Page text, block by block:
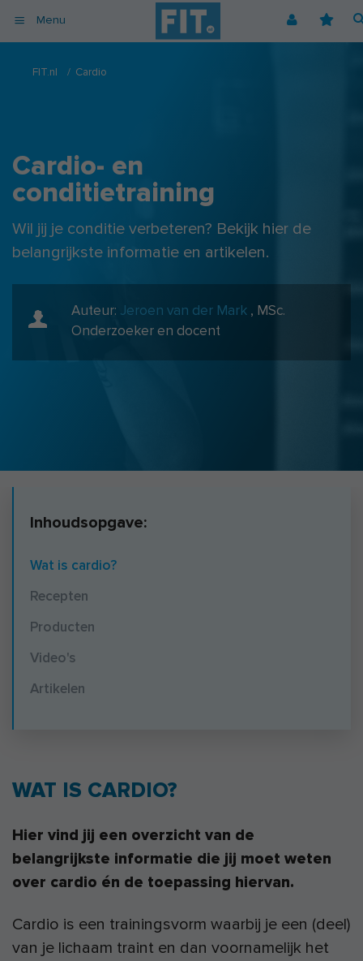
Menu
Mindset
Professionals
Voeding
Nieuwsbrief
FIT.nl / Cardio
Cardio- en
conditietraining
Wil jij je conditie verbeteren? Bekijk hier de
belangrijkste informatie en artikelen.
Auteur: Jeroen van der Mark , MSc.
Onderzoeker en docent
Inhoudsopgave:
Wat is cardio?
Recepten
Producten
Video's
Artikelen
WAT IS CARDIO?
Hier vind jij een overzicht van de
belangrijkste informatie die jij moet weten
over cardio én de toepassing hiervan.
Cardio is een trainingsvorm waarbij je een (deel)
van je lichaam traint en dan voornamelijk het